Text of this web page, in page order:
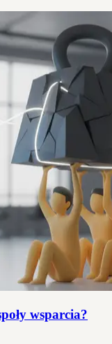
wsparcia?